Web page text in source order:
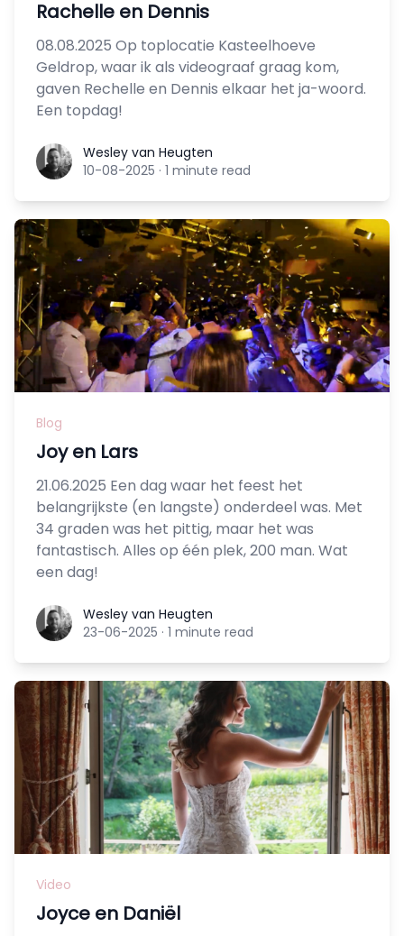
Rachelle en Dennis
08.08.2025 Op toplocatie Kasteelhoeve
Geldrop, waar ik als videograaf graag kom,
gaven Rechelle en Dennis elkaar het ja-woord.
Een topdag!
Wesley van Heugten
Wesley van Heugten
10-08-2025 · 1 minute read
Blog
Joy en Lars
21.06.2025 Een dag waar het feest het
belangrijkste (en langste) onderdeel was. Met
34 graden was het pittig, maar het was
fantastisch. Alles op één plek, 200 man. Wat
een dag!
Wesley van Heugten
Wesley van Heugten
23-06-2025 · 1 minute read
Video
Joyce en Daniël